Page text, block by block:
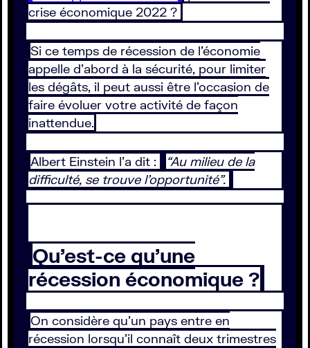
crise économique 2022 ?
Si ce temps de récession de l’économie
appelle d’abord à la sécurité, pour limiter
les dégâts, il peut aussi être l’occasion de
faire évoluer votre activité de façon
inattendue.
Albert Einstein l’a dit :
“Au milieu de la
difficulté, se trouve l’opportunité”.
Qu’est-ce qu’une
récession économique ?
On considère qu’un pays entre en
récession lorsqu’il connaît deux trimestres